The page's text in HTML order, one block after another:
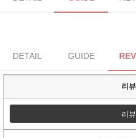
DETAIL GUIDE
리
리